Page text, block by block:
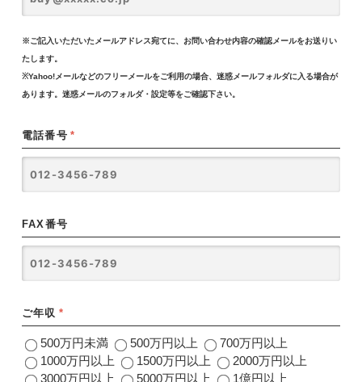
※ご記入いただいたメールアドレス宛てに、お問い合わせ内容の確認メールをお送りい
たします。
※Yahoo!メールなどのフリーメールをご利用の場合、迷惑メールフォルダに入る場合が
あります。迷惑メールのフォルダ・設定等をご確認下さい。
電話番号 *
FAX番号
ご年収 *
500万円未満 500万円以上
700万円以上
1000万円以上
1500万円以上
2000万円以上
3000万円以上
5000万円以上 1億円以上